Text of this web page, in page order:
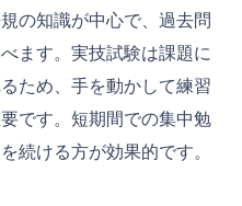
の知識が中心で、過去問
ます。実技試験は課題に
ため、手を動かして練習
です。短期間での集中勉
続ける方が効果的です。